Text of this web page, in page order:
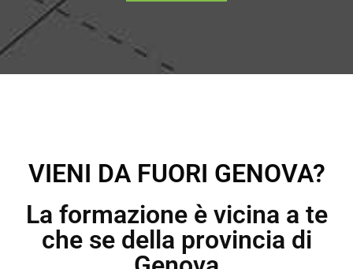
VIENI DA FUORI GENOVA?
La formazione è vicina a te
che se della provincia di